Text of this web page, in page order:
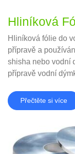
Hliníková
Hliníková fólie do
přípravě a
shisha nebo vodní
přípravě vodní
Přečtěte si více